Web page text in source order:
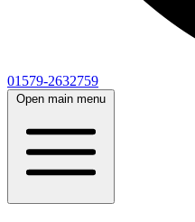
01579-2632759
Open main menu